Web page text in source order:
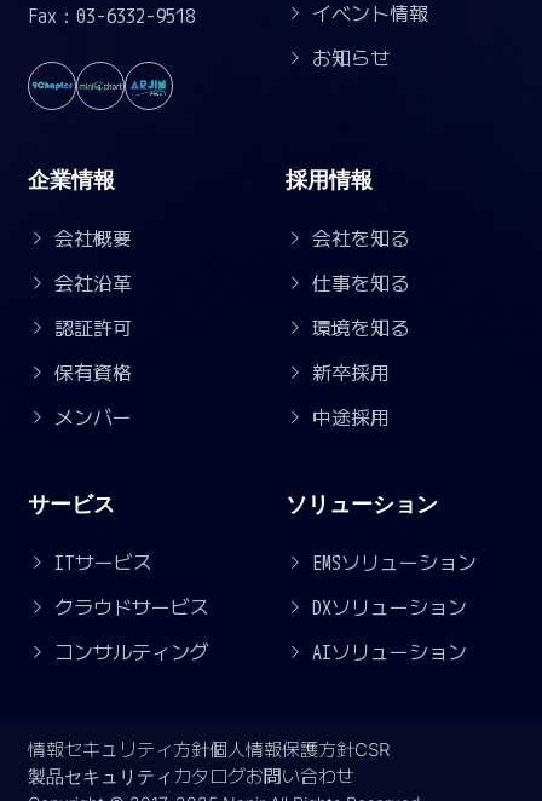
Fax：03-6332-9518
イベント情報
お知らせ
企業情報
会社概要
会社沿革
認証許可
保有資格
メンバー
採用情報
会社を知る
仕事を知る
環境を知る
新卒採用
中途採用
サービス
ITサービス
クラウドサービス
コンサルティング
ソリューション
EMSソリューション
DXソリューション
AIソリューション
情報セキュリティ方針個人情報保護方針CSR
製品セキュリティ カタログお問い合わせ